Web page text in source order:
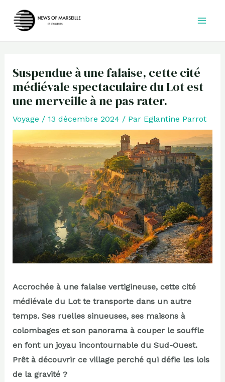
Suspendue à une falaise, cette cité
médiévale spectaculaire du Lot est
une merveille à ne pas rater.
Voyage / 13 décembre 2024 / Par Eglantine Parrot
Accrochée à une falaise vertigineuse, cette cité
médiévale du Lot te transporte dans un autre
temps. Ses ruelles sinueuses, ses maisons à
colombages et son panorama à couper le souffle
en font un joyau incontournable du Sud-Ouest.
Prêt à découvrir ce village perché qui défie les lois
de la gravité ?